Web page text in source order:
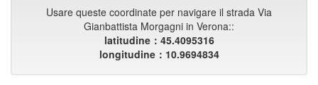
Usare queste coordinate per navigare il strada Via
Gianbattista Morgagni in Verona::
latitudine：45.4095316
longitudine：10.9694834